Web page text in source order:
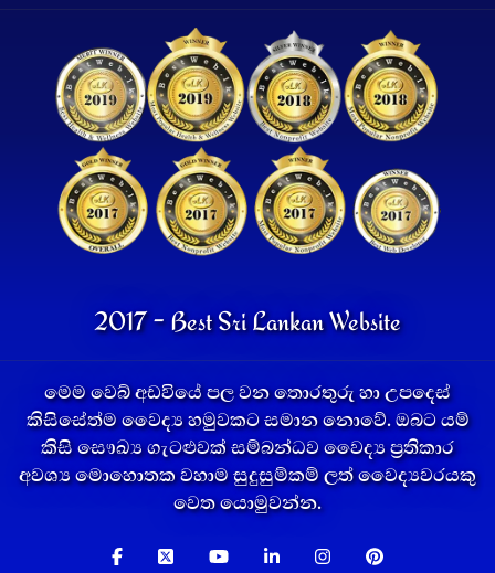
2017 - Best Sri Lankan Website
මෙම වෙබ් අඩවියේ පල වන තොරතුරු හා උපදෙස්
කිසිසේත්ම වෛද්‍ය හමුවකට සමාන නොවේ. ඔබට යම්
කිසි සෞඛ්‍ය ගැටළුවක් සම්බන්ධව වෛද්‍ය ප්‍රතිකාර
අවශ්‍ය මොහොතක වහාම සුදුසුම්කම් ලත් වෛද්‍යවරයකු
වෙත යොමුවන්න.